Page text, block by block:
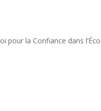
pour la Confiance dans